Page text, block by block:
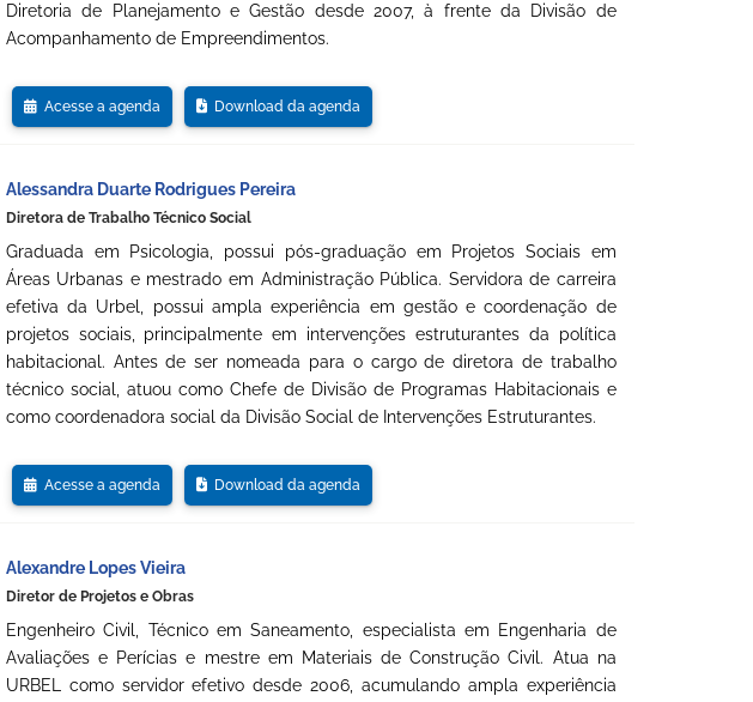
Diretoria de Planejamento e Gestão desde 2007, à frente da Divisão de
Acompanhamento de Empreendimentos.
Acesse a agenda Download da agenda
Alessandra Duarte Rodrigues Pereira
Diretora de Trabalho Técnico Social
Graduada em Psicologia, possui pós-graduação em Projetos Sociais em
Áreas Urbanas e mestrado em Administração Pública. Servidora de carreira
efetiva da Urbel, possui ampla experiência em gestão e coordenação de
projetos sociais, principalmente em intervenções estruturantes da política
habitacional. Antes de ser nomeada para o cargo de diretora de trabalho
técnico social, atuou como Chefe de Divisão de Programas Habitacionais e
como coordenadora social da Divisão Social de Intervenções Estruturantes.
Acesse a agenda Download da agenda
Alexandre Lopes Vieira
Diretor de Projetos e Obras
Engenheiro Civil, Técnico em Saneamento, especialista em Engenharia de
Avaliações e Perícias e mestre em Materiais de Construção Civil. Atua na
URBEL como servidor efetivo desde 2006, acumulando ampla experiência